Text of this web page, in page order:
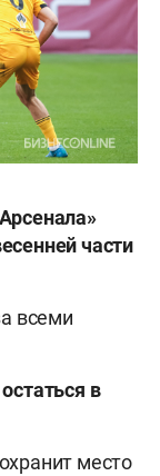
части
всеми
в
место